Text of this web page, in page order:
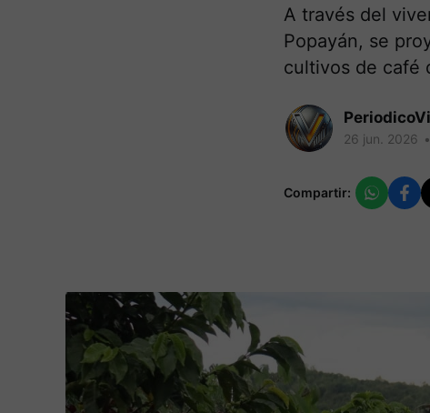
A través del
Popayán, se
cultivos de café
26 jun. 2026 •
Compartir: